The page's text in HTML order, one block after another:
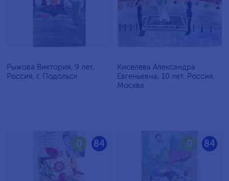
Рыжова Виктория, 9 лет,
Россия, г. Подольск
Киселева Александра
Евгеньевна, 10 лет, Россия,
Москва
84
0 84
0